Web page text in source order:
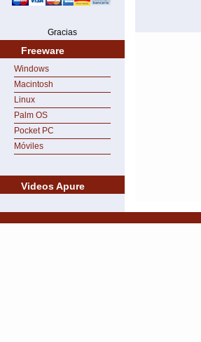
Gracias
Freeware
Windows
Macintosh
Linux
Palm OS
Pocket PC
Móviles
Videos Apure